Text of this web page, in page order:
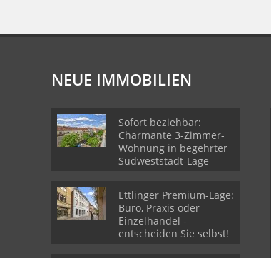
NEUE IMMOBILIEN
Sofort beziehbar:
Charmante 3-Zimmer-
Wohnung in begehrter
Südweststadt-Lage
Ettlinger Premium-Lage:
Büro, Praxis oder
Einzelhandel -
entscheiden Sie selbst!